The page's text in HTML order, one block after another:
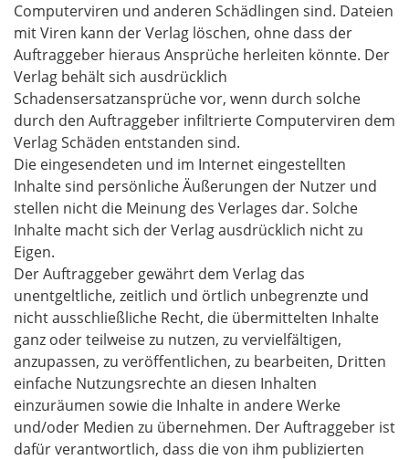
Computerviren und anderen Schädlingen sind. Dateien
mit Viren kann der Verlag löschen, ohne dass der
Auftraggeber hieraus Ansprüche herleiten könnte. Der
Verlag behält sich ausdrücklich
Schadensersatzansprüche vor, wenn durch solche
durch den Auftraggeber infiltrierte Computerviren dem
Verlag Schäden entstanden sind.
Die eingesendeten und im Internet eingestellten
Inhalte sind persönliche Äußerungen der Nutzer und
stellen nicht die Meinung des Verlages dar. Solche
Inhalte macht sich der Verlag ausdrücklich nicht zu
Eigen.
Der Auftraggeber gewährt dem Verlag das
unentgeltliche, zeitlich und örtlich unbegrenzte und
nicht ausschließliche Recht, die übermittelten Inhalte
ganz oder teilweise zu nutzen, zu vervielfältigen,
anzupassen, zu veröffentlichen, zu bearbeiten, Dritten
einfache Nutzungsrechte an diesen Inhalten
einzuräumen sowie die Inhalte in andere Werke
und/oder Medien zu übernehmen. Der Auftraggeber ist
dafür verantwortlich, dass die von ihm publizierten